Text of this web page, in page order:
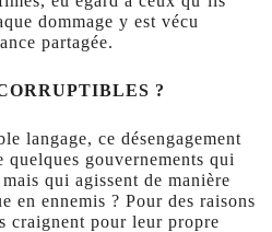
dommage y est vécu
partagée.
?
langage, ce désengagement
gouvernements qui
qui agissent de manière
en ennemis ? Pour des raisons
craignent pour leur propre